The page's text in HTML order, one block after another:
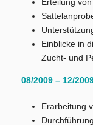
Einblicke in
Zucht- und
08/2009 – 12/
Erarbeitung